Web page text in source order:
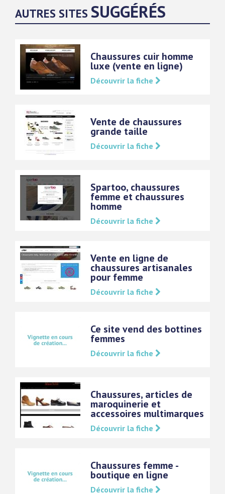
AUTRES SITES SUGGÉRÉS
Chaussures cuir homme
luxe (vente en ligne)
Découvrir la fiche
Vente de chaussures
grande taille
Découvrir la fiche
Spartoo, chaussures
femme et chaussures
homme
Découvrir la fiche
Vente en ligne de
chaussures artisanales
pour femme
Découvrir la fiche
Ce site vend des bottines
femmes
Découvrir la fiche
Chaussures, articles de
maroquinerie et
accessoires multimarques
Découvrir la fiche
Chaussures femme -
boutique en ligne
Découvrir la fiche